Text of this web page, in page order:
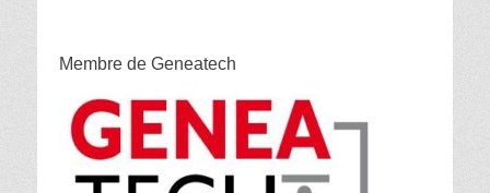
Membre de Geneatech